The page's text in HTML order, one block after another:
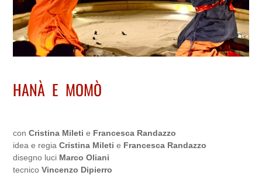
HANÀ E MOMÒ
conCristina Mileti e Francesca Randazzo
idea e regiaCristina Mileti e Francesca Randazzo
disegno luci Marco Oliani
tecnicoVincenzo Dipierro